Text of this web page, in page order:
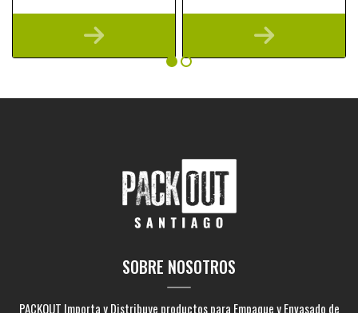
SOBRE NOSOTROS
PACKOUT Importa y Distribuye productos para Empaque y Envasado de